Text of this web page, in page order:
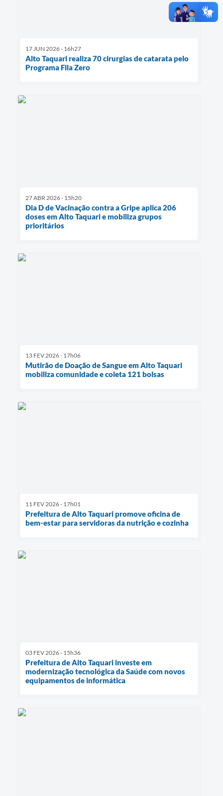
17 JUN 2026 - 16h27
Alto Taquari realiza 70 cirurgias de catarata pelo
Programa Fila Zero
27 ABR 2026 - 15h20
Dia D de Vacinação contra a Gripe aplica 206
doses em Alto Taquari e mobiliza grupos
prioritários
13 FEV 2026 - 17h06
Mutirão de Doação de Sangue em Alto Taquari
mobiliza comunidade e coleta 121 bolsas
11 FEV 2026 - 17h01
Prefeitura de Alto Taquari promove oficina de
bem-estar para servidoras da nutrição e cozinha
03 FEV 2026 - 15h36
Prefeitura de Alto Taquari investe em
modernização tecnológica da Saúde com novos
equipamentos de informática